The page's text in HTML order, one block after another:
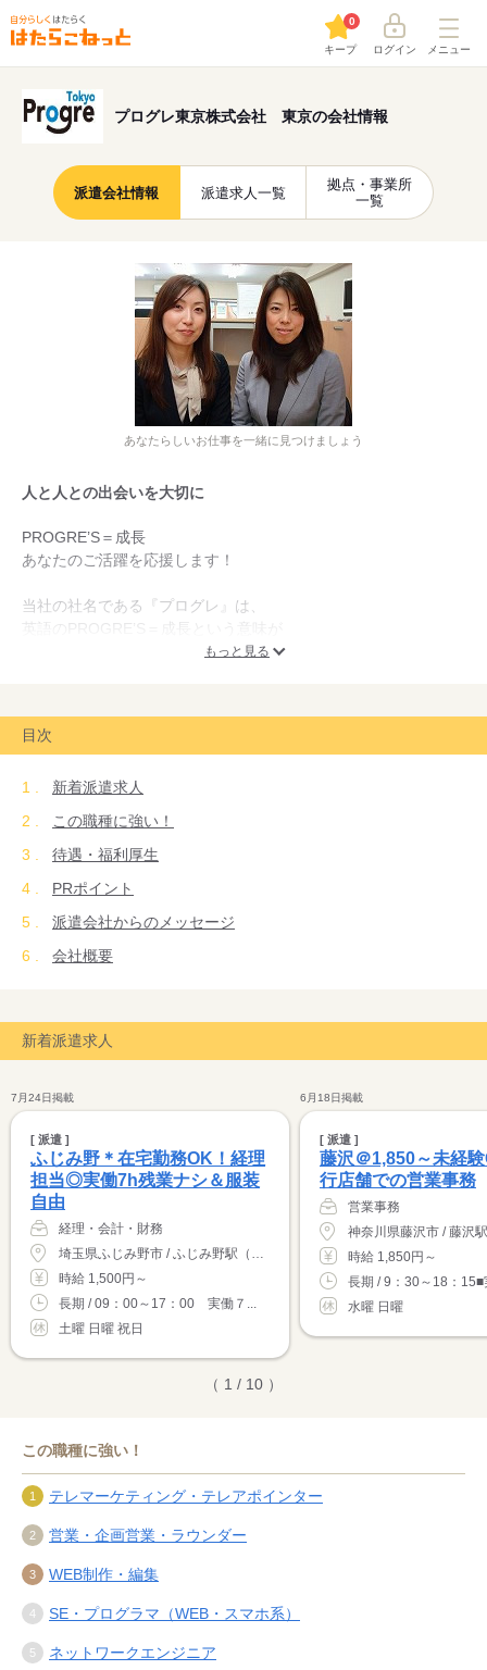
キープ
0
ログイン メニュー
プログレ東京株式会社 東京の会社情報
派遣会社情報 派遣求人一覧
拠点・事業所
一覧
あなたらしいお仕事を一緒に見つけましょう
人と人との出会いを大切に
PROGRE’S＝成長
あなたのご活躍を応援します！
当社の社名である『プログレ』は、
英語のPROGRE’S＝成長という意味が
あなたの将来を豊かなものにするために、
キャリアカウンセリングも行ないます。
無理やりお仕事のご紹介はいたしません！
ミスマッチのないお仕事に就いていただけるように、
親身に対応いたしますので、ぜひご相談ください。
土日、祝日や18時以降がご希望の方もぜひ、お伝えください！
もっと見る
目次
新着派遣求人
この職種に強い！
待遇・福利厚生
PRポイント
派遣会社からのメッセージ
会社概要
新着派遣求人
7月24日掲載
[ 派遣 ]
ふじみ野＊在宅勤務OK！経理
担当◎実働7h残業ナシ＆服装
自由
経理・会計・財務
埼玉県ふじみ野市 / ふじみ野駅（徒歩7分）
時給 1,500円～
長期 / 09：00～17：00 実働７...
土曜 日曜 祝日
6月18日掲載
[ 派遣 ]
藤沢＠1,850～未経
行店舗での営業事務
営業事務
時給 1,850円～
長期 / 9：30～18：15■
水曜 日曜
（ 1 / 10 ）
この職種に強い！
テレマーケティング・テレアポインター
営業・企画営業・ラウンダー
WEB制作・編集
SE・プログラマ（WEB・スマホ系）
ネットワークエンジニア